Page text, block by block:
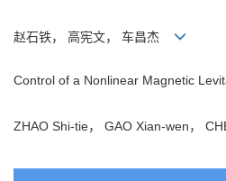
赵石铁， 高宪文， 车昌杰
Control of a Nonlinear Magnetic
ZHAO Shi-tie， GAO Xian-wen，